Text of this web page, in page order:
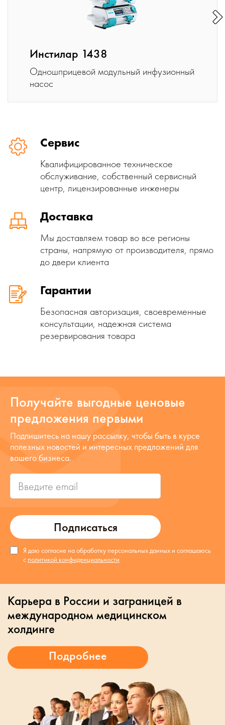
Инстилар 1438
Одношприцевой модульный инфузионный
насос
Сервис
Квалифицированное техническое
обслуживание, собственный сервисный
центр, лицензированные инженеры
Доставка
Мы доставляем товар во все регионы
страны, напрямую от производителя, прямо
до двери клиента
Гарантии
Безопасная авторизация, своевременные
консультации, надежная система
резервирования товара
Получайте выгодные ценовые
предложения первыми
Подписаться
Подпишитесь на нашу рассылку, чтобы быть в курсе
полезных новостей и интересных предложений для
вашего бизнеса.
Я даю согласие на обработку персональных данных и соглашаюсь
с политикой конфиденциальности
Карьера в России и заграницей в
международном медицинском
холдинге